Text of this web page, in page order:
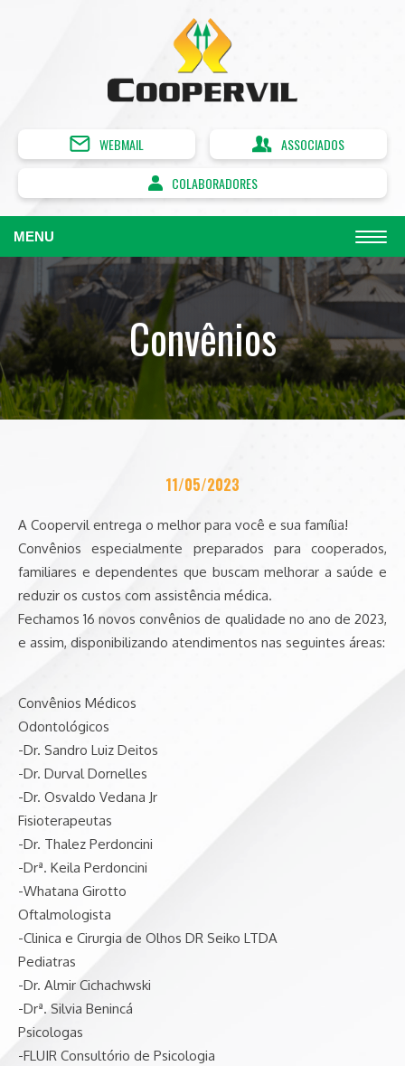
WEBMAIL ASSOCIADOS
COLABORADORES
MENU
Convênios
11/05/2023
A Coopervil entrega o melhor para você e sua família!
Convênios especialmente preparados para cooperados,
familiares e dependentes que buscam melhorar a saúde e
reduzir os custos com assistência médica.
Fechamos 16 novos convênios de qualidade no ano de 2023,
e assim, disponibilizando atendimentos nas seguintes áreas:
Convênios Médicos
Odontológicos
-Dr. Sandro Luiz Deitos
-Dr. Durval Dornelles
-Dr. Osvaldo Vedana Jr
Fisioterapeutas
-Dr. Thalez Perdoncini
-Drª. Keila Perdoncini
-Whatana Girotto
Oftalmologista
-Clinica e Cirurgia de Olhos DR Seiko LTDA
Pediatras
-Dr. Almir Cichachwski
-Drª. Silvia Benincá
Psicologas
-FLUIR Consultório de Psicologia